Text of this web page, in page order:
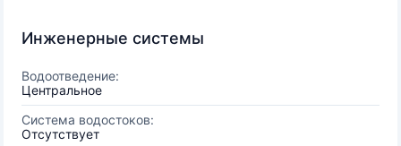
Инженерные системы
Водоотведение:
Центральное
Система водостоков:
Отсутствует